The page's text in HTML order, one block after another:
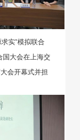
实”模拟联合
国大会在上海交
会开幕式并担